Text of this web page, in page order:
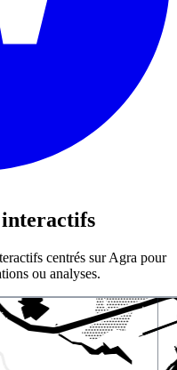
centrés sur Agra pour
ou analyses.